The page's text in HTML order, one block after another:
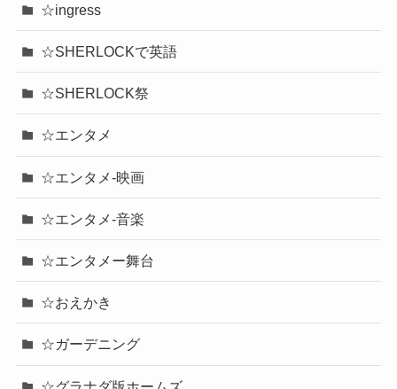
☆ingress
☆SHERLOCKで英語
☆SHERLOCK祭
☆エンタメ
☆エンタメ-映画
☆エンタメ-音楽
☆エンタメー舞台
☆おえかき
☆ガーデニング